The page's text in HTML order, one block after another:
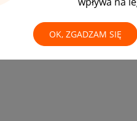
OK, ZGADZAM SIĘ